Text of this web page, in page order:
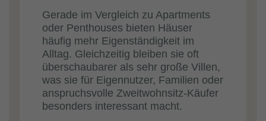
Gerade im Vergleich zu Apartments
oder Penthouses bieten Häuser
häufig mehr Eigenständigkeit im
Alltag. Gleichzeitig bleiben sie oft
überschaubarer als sehr große Villen,
was sie für Eigennutzer, Familien oder
anspruchsvolle Zweitwohnsitz-Käufer
besonders interessant macht.